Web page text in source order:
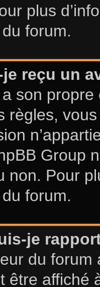
plus
forum.
reçu un
son
règles,
Group
non. Pour
forum.
je
du
être affiché